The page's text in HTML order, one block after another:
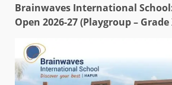
Brainwaves International
Open 2026-27 (Playgroup – Grade